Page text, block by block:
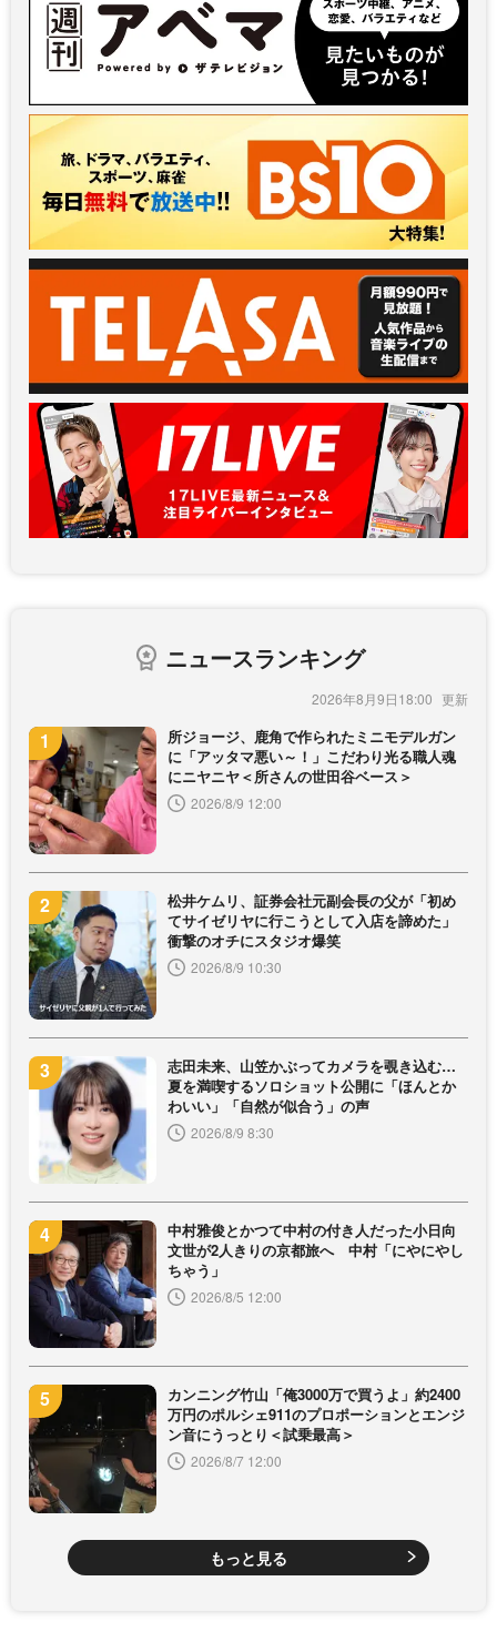
ニュースランキング
2026年8月9日18:00
所ジョージ、鹿角で作られたミニモデルガン
に「アッタマ悪い～！」こだわり光る職人魂
にニヤニヤ＜所さんの世田谷ベース＞
2026/8/9 12:00
松井ケムリ、証券会社元副会長の父が「初め
てサイゼリヤに行こうとして入店を諦めた」
衝撃のオチにスタジオ爆笑
2026/8/9 10:30
志田未来、山笠かぶってカメラを覗き込む…
夏を満喫するソロショット公開に「ほんとか
わいい」「自然が似合う」の声
2026/8/9 8:30
中村雅俊とかつて中村の付き人だった小日向
文世が2人きりの京都旅へ 中村「にやにやし
ちゃう」
2026/8/5 12:00
カンニング竹山「俺3000万で買うよ」約2400
万円のポルシェ911のプロポーションとエンジ
ン音にうっとり＜試乗最高＞
2026/8/7 12:00
もっと見る